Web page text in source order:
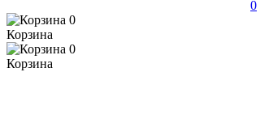
0
0
Корзина
0
Корзина